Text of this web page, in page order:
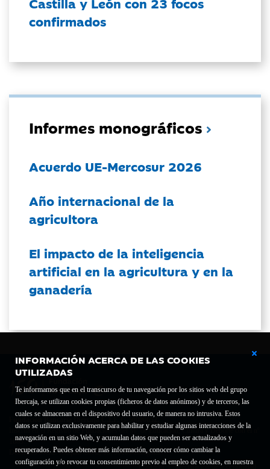
INFORMACIÓN ACERCA DE LAS COOKIES
UTILIZADAS
Te informamos que en el transcurso de tu navegación por los sitios web del grupo
Ibercaja, se utilizan cookies propias (ficheros de datos anónimos) y de terceros, las
cuales se almacenan en el dispositivo del usuario, de manera no intrusiva. Estos
datos se utilizan exclusivamente para habilitar y estudiar algunas interacciones de la
navegación en un sitio Web, y acumulan datos que pueden ser actualizados y
recuperados. Puedes obtener más información, conocer cómo cambiar la
configuración y/o revocar tu consentimiento previo al empleo de cookies, en nuestra
confirmados
Informes monográficos
Acuerdo UE-Mercosur 2026
Año internacional de la
agricultora
El impacto de la inteligencia
artificial en la agricultura y en la
ganadería
Fundación Bancaria Ibercaja C.I.F. G-50000652.
Inscrita en el Registro de Fundaciones del Mº de Educación, Cultura y Deporte con el nº
1689.
Domicilio social: Joaquín Costa, 13. 50001 Zaragoza.
Contacto
Declaración de accesibilidad